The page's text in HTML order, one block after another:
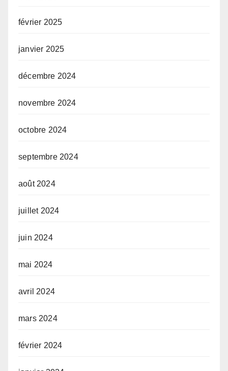
février 2025
janvier 2025
décembre 2024
novembre 2024
octobre 2024
septembre 2024
août 2024
juillet 2024
juin 2024
mai 2024
avril 2024
mars 2024
février 2024